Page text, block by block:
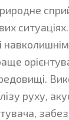
руху,